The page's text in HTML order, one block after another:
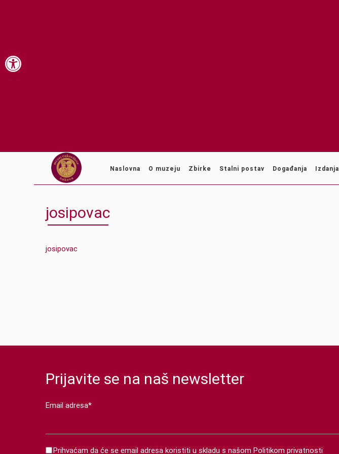
Open toolbar
Naslovna O muzeju Zbirke Stalni postav Događanja Izdanja
josipovac
josipovac
Prijavite se na naš newsletter
Email adresa*
Prihvaćam da će se email adresa koristiti u skladu s našom Politikom privatnosti